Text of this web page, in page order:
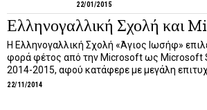
22/01/2015
Ελληνογαλλική Σχολή και
H Ελληνογαλλική Σχολή «Άγιος Ιωσήφ»
φορά φέτος από την Microsoft ως Microsoft
2014-2015, αφού κατάφερε με μεγάλη
22/11/2014